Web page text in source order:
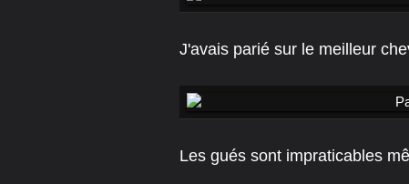
J'avais parié sur le meilleur
Les gués sont impraticables